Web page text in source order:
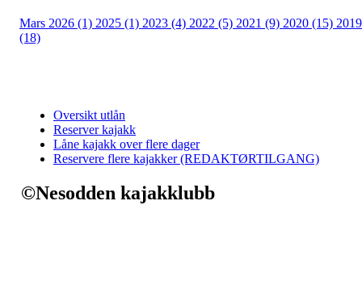
Mars 2026 (1) 2025 (1) 2023 (4) 2022 (5) 2021 (9) 2020 (15) 2019
(18)
Oversikt utlån
Reserver kajakk
Låne kajakk over flere dager
Reservere flere kajakker (REDAKTØRTILGANG)
©Nesodden kajakklubb